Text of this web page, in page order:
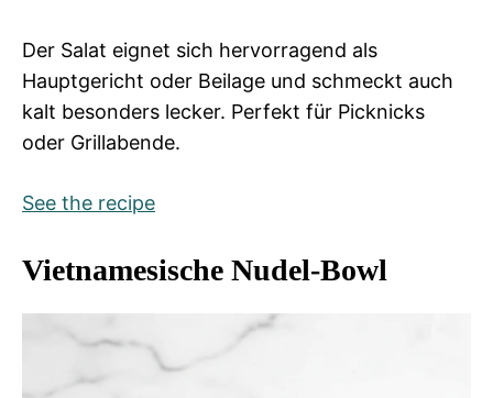
Der Salat eignet sich hervorragend als
Hauptgericht oder Beilage und schmeckt auch
kalt besonders lecker. Perfekt für Picknicks
oder Grillabende.
See the recipe
Vietnamesische Nudel-Bowl